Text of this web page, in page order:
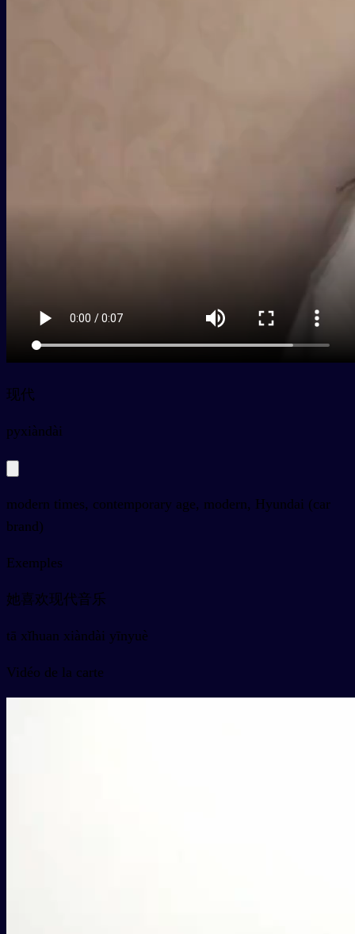
现代
pyxiàndài
modern times, contemporary age, modern, Hyundai (car
brand)
Exemples
她喜欢现代音乐
tā xǐhuan xiàndài yīnyuè
Vidéo de la carte